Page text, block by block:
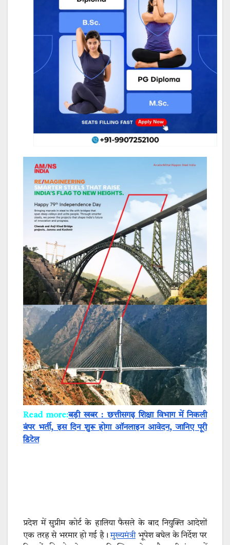
Read more:बड़ी खबर : छत्तीसगढ़ शिक्षा विभाग में निकली
बंपर भर्ती, इस दिन शुरू होगा ऑनलाइन आवेदन, जानिए पूरी
डिटेल
प्रदेश में सुप्रीम कोर्ट के हालिया फैसले के बाद नियुक्ति आदेशों
एक तरह से भरमार हो गई है।मुख्यमंत्रीभूपेश बघेल के निर्देश पर